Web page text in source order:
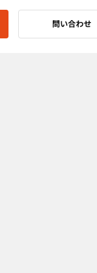
問い合わせ